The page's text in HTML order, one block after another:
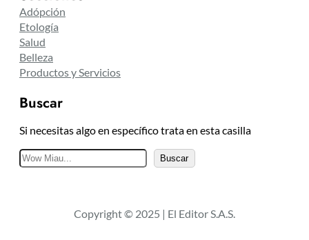
Adópción
Etología
Salud
Belleza
Productos y Servicios
Buscar
Si necesitas algo en específico trata en esta casilla
u
a
Buscar
Copyright © 2025 | El Editor S.A.S.